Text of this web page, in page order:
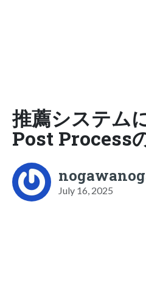
推薦システム
Post Process
July 16, 2025